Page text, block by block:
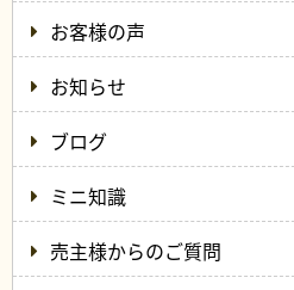
お客様の声
お知らせ
ブログ
ミニ知識
売主様からのご質問